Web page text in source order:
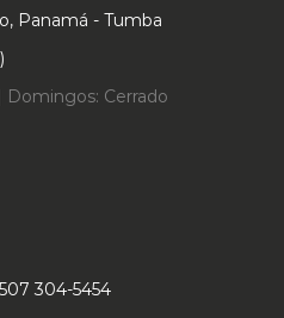
Panamá - Tumba
Cerrado
304-5454